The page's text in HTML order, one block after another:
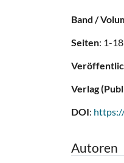
Band /
Seiten: 1-18
Verlag
DOI:
Autoren